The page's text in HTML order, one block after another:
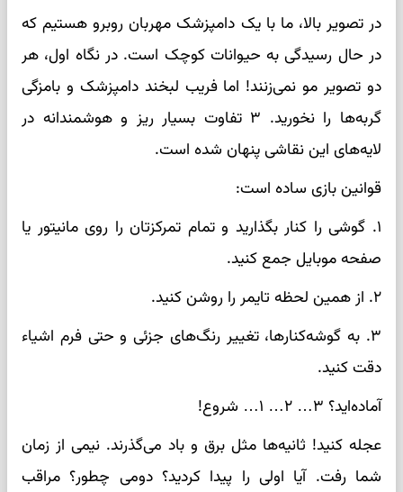
در تصویر بالا، ما با یک دامپزشک مهربان روبرو هستیم که
در حال رسیدگی به حیوانات کوچک است. در نگاه اول، هر
دو تصویر مو نمی‌زنند! اما فریب لبخند دامپزشک و بامزگی
گربه‌ها را نخورید. ۳ تفاوت بسیار ریز و هوشمندانه در
لایه‌های این نقاشی پنهان شده است.
قوانین بازی ساده است:
۱. گوشی را کنار بگذارید و تمام تمرکزتان را روی مانیتور یا
صفحه موبایل جمع کنید.
۲. از همین لحظه تایمر را روشن کنید.
۳. به گوشه‌کنارها، تغییر رنگ‌های جزئی و حتی فرم اشیاء
دقت کنید.
آماده‌اید؟ ۳… ۲… ۱… شروع!
عجله کنید! ثانیه‌ها مثل برق و باد می‌گذرند. نیمی از زمان
شما رفت. آیا اولی را پیدا کردید؟ دومی چطور؟ مراقب